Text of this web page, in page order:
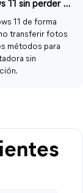
Cómo pasar fotos de iPhone a PC Windows 11 sin perder calidad
11 de forma
transferir fotos
métodos para
sin